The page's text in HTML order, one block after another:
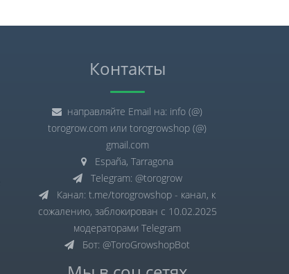
Контакты
направляйте Email на: info (@)
torogrow.com или torogrowshop (@)
gmail.com
España, Tarragona
Telegram: @torogrow
Канал: t.me/torogrowshop - канал, к
сожалению, заблокирован с 10.02.2025
модераторами Telegram
Бот: @ToroGrowshopBot